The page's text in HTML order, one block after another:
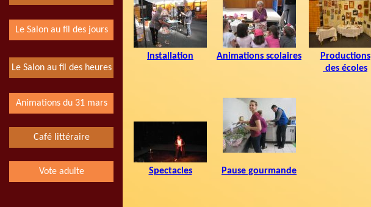
Café littéraire
Le Salon au fil des heures
Vote adulte
Animations du 31 mars
Le Salon au fil des jours
Installation Animations scolaires
Productions
des écoles
Spectacles Pause gourmande